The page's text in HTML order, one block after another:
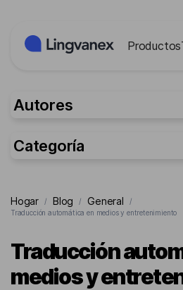
Productos
Autores
Categoría
Investigación
Para la gente
Casos
Hogar / Blog / General
/
Traducción automática en medios y entretenimiento
Traducción
medios y